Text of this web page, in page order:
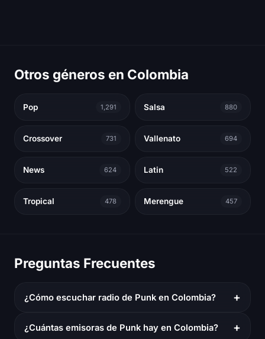
Otros géneros en Colombia
Pop 1,291 Salsa 880
Crossover 731 Vallenato 694
News 624 Latin 522
Tropical 478 Merengue 457
Preguntas Frecuentes
¿Cómo escuchar radio de Punk en Colombia? +
¿Cuántas emisoras de Punk hay en Colombia? +